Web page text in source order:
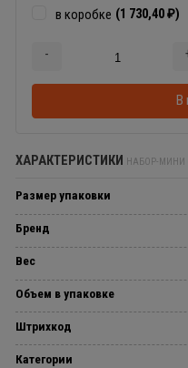
в коробке (1 730,40 ₽)
-
В
ХАРАКТЕРИСТИКИ НАБОР-МИНИ
Размер упаковки
Бренд
Вес
Объем в упаковке
Штрихкод
Категории